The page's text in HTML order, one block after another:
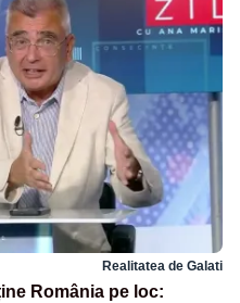
Realitatea de Galati
România pe loc: